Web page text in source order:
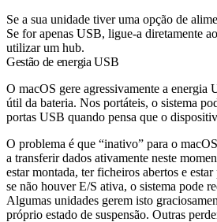
Se a sua unidade tiver uma opção de
Se for apenas USB, ligue-a diretamente
utilizar um hub.
Gestão de energia USB
O macOS gere agressivamente a energia
útil da bateria. Nos portáteis, o sistema
portas USB quando pensa que o
O problema é que “inativo” para o
a transferir dados ativamente neste
estar montada, ter ficheiros abertos e
se não houver E/S ativa, o sistema pode
Algumas unidades gerem isto
próprio estado de suspensão. Outras